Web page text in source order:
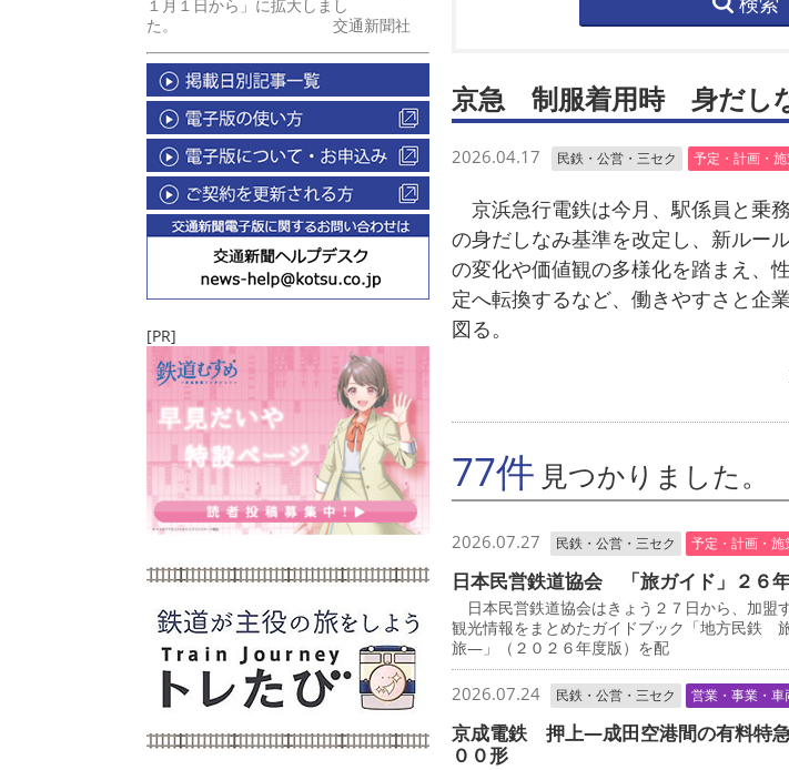
１月１日から」に拡大しまし
た。 交通新聞社
[PR]
検索
京急 制服着用時 身だし
2026.04.17 民鉄・公営・三セク 予定・計画・
京浜急行電鉄は今月、駅係員と乗
の身だしなみ基準を改定し、新ルー
の変化や価値観の多様化を踏まえ、
定へ転換するなど、働きやすさと企
図る。
77件 見つかりました。
2026.07.27 民鉄・公営・三セク 予定・計画・施
日本民営鉄道協会 「旅ガイド」２６
日本民営鉄道協会はきょう２７日から、加盟
観光情報をまとめたガイドブック「地方民鉄
旅―」（２０２６年度版）を配
2026.07.24 民鉄・公営・三セク 営業・事業・車
京成電鉄 押上―成田空港間の有料特
００形